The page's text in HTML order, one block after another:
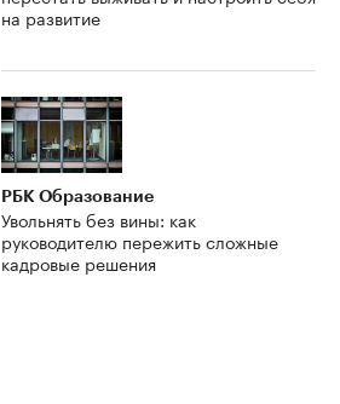
на развитие
РБК Образование
Увольнять без вины: как
руководителю пережить сложные
кадровые решения